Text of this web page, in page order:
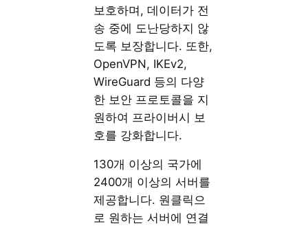
보호하며, 데이터가 전
송 중에 도난당하지 않
도록 보장합니다. 또한,
OpenVPN, IKEv2,
WireGuard 등의 다양
한 보안 프로토콜을 지
원하여 프라이버시 보
호를 강화합니다.
130개 이상의 국가에
2400개 이상의 서버를
제공합니다. 원클릭으
로 원하는 서버에 연결